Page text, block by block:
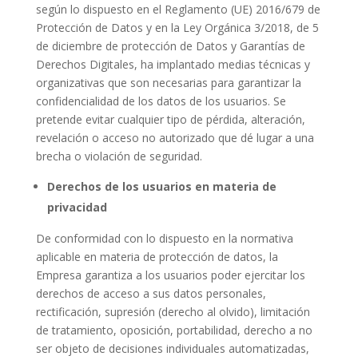
según lo dispuesto en el Reglamento (UE) 2016/679 de
Protección de Datos y en la Ley Orgánica 3/2018, de 5
de diciembre de protección de Datos y Garantías de
Derechos Digitales, ha implantado medias técnicas y
organizativas que son necesarias para garantizar la
confidencialidad de los datos de los usuarios. Se
pretende evitar cualquier tipo de pérdida, alteración,
revelación o acceso no autorizado que dé lugar a una
brecha o violación de seguridad.
Derechos de los usuarios en materia de
privacidad
De conformidad con lo dispuesto en la normativa
aplicable en materia de protección de datos, la
Empresa garantiza a los usuarios poder ejercitar los
derechos de acceso a sus datos personales,
rectificación, supresión (derecho al olvido), limitación
de tratamiento, oposición, portabilidad, derecho a no
ser objeto de decisiones individuales automatizadas,